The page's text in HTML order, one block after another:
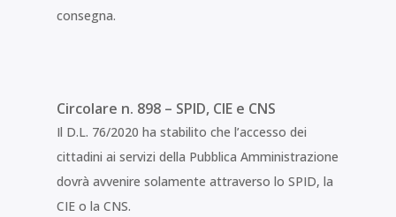
consegna.
Circolare n. 898 – SPID, CIE e CNS
Il D.L. 76/2020 ha stabilito che l’accesso dei
cittadini ai servizi della Pubblica Amministrazione
dovrà avvenire solamente attraverso lo SPID, la
CIE o la CNS.